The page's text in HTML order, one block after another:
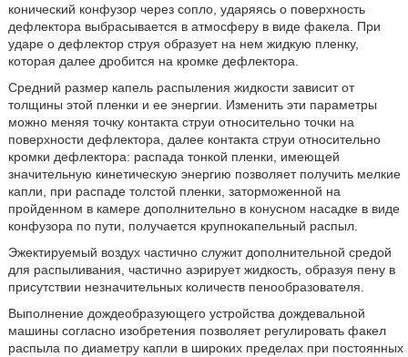
конический конфузор через сопло, ударяясь о поверхность
дефлектора выбрасывается в атмосферу в виде факела. При
ударе о дефлектор струя образует на нем жидкую пленку,
которая далее дробится на кромке дефлектора.
Средний размер капель распыления жидкости зависит от
толщины этой пленки и ее энергии. Изменить эти параметры
можно меняя точку контакта струи относительно точки на
поверхности дефлектора, далее контакта струи относительно
кромки дефлектора: распада тонкой пленки, имеющей
значительную кинетическую энергию позволяет получить мелкие
капли, при распаде толстой пленки, заторможенной на
пройденном в камере дополнительно в конусном насадке в виде
конфузора по пути, получается крупнокапельный распыл.
Эжектируемый воздух частично служит дополнительной средой
для распыливания, частично аэрирует жидкость, образуя пену в
присутствии незначительных количеств пенообразователя.
Выполнение дождеобразующего устройства дождевальной
машины согласно изобретения позволяет регулировать факел
распыла по диаметру капли в широких пределах при постоянных